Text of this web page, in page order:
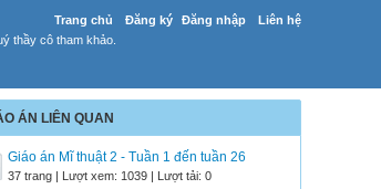
Trang chủ Đăng ký Đăng nhập Liên hệ
thầy cô tham khảo.
ÁN LIÊN QUAN
Giáo án Mĩ thuật 2 - Tuần 1 đến tuần 26
37 trang | Lượt xem: 1039 | Lượt tải: 0